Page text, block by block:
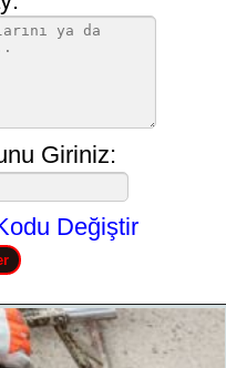
Giriniz:
Değiştir